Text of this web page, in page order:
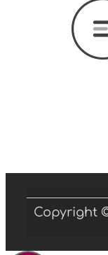
Copyright